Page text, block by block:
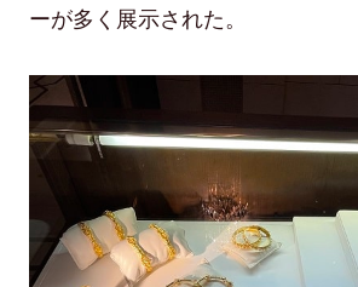
ーが多く展示された。